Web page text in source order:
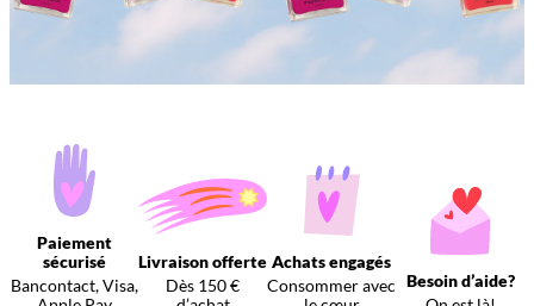
Paiement
sécurisé
Bancontact, Visa,
Livraison offerte
Dès 150 €
Achats engagés
Consommer avec Besoin d’aide?